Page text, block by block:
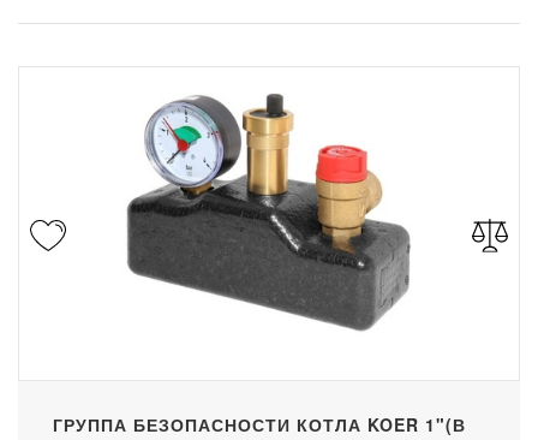
ГРУППА БЕЗОПАСНОСТИ КОТЛА KOER 1"(В